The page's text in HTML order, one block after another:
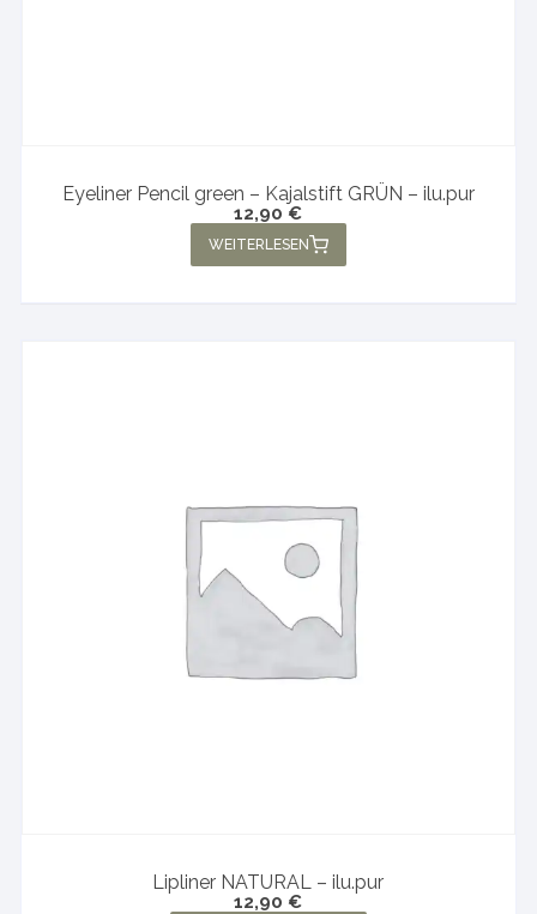
Eyeliner Pencil green – Kajalstift GRÜN – ilu.pur
12,90 €
WEITERLESEN
Lipliner NATURAL – ilu.pur
12,90 €